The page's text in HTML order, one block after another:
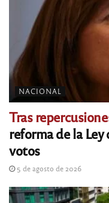
NACIONAL
Tras
reforma de la
votos
5 de agosto de 2026